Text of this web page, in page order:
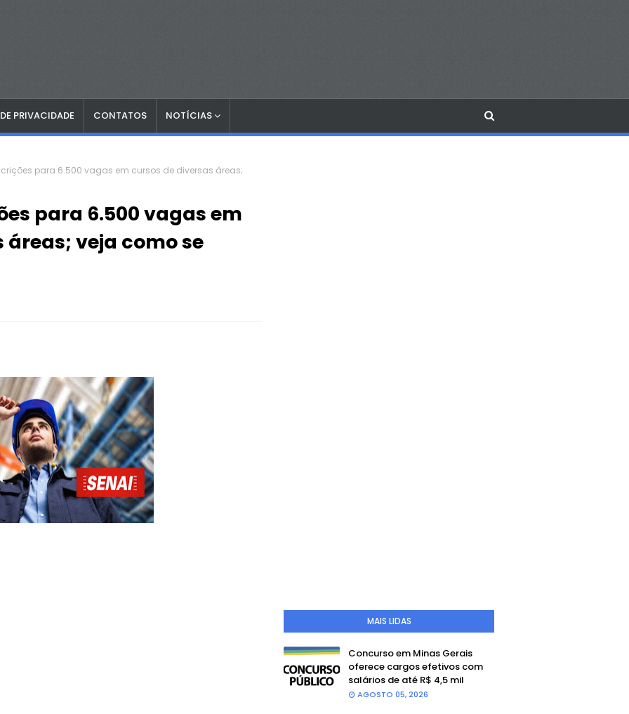
PRIVACIDADE CONTATOS NOTÍCIAS
para 6.500 vagas em cursos de diversas áreas;
para 6.500 vagas em
veja como se
MAIS LIDAS
Concurso em Minas Gerais
oferece cargos efetivos com
salários de até R$ 4,5 mil
AGOSTO 05, 2026